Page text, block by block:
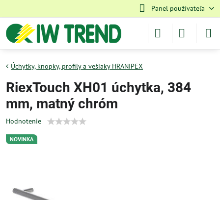
Panel používateľa
NOVINKA
Úchytky, knopky, profily a vešiaky HRANIPEX
RiexTouch XH01 úchytka, 384
mm, matný chróm
Hodnotenie